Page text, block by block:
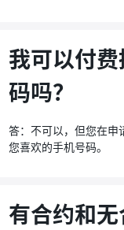
我可以付
码吗？
答：不可以，但您在申
您喜欢的手机号码。
有合约和无